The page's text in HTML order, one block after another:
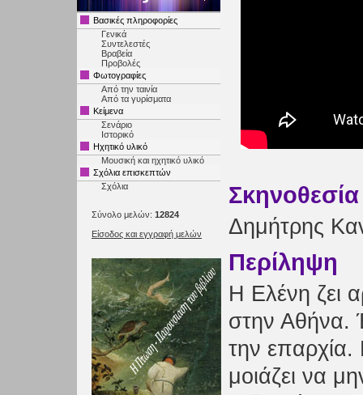
Βασικές πληροφορίες
Γενικά
Συντελεστές
Βραβεία
Προβολές
Φωτογραφίες
Από την ταινία
Από τα γυρίσματα
Κείμενα
Σενάριο
Ιστορικό
Ηχητικό υλικό
Μουσική και ηχητικό υλικό
Σχόλια επισκεπτών
Σχόλια
Σύνολο μελών: 12824
Είσοδος και εγγραφή μελών
Σκηνοθεσία
Δημήτρης
Περίληψη
Η Ελένη ζει
στην Αθήνα.
την
μοιάζει να